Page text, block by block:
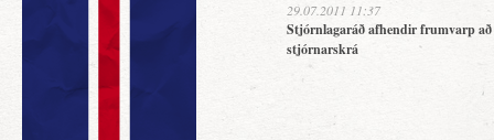
29.07.2011 11:37
Stjórnlagaráð afhendir frumvarp
stjórnarskrá